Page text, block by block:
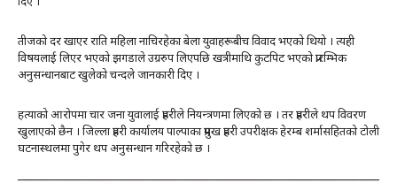
तीजको दर खाएर राति महिला नाचिरहेका बेला युवाहरूबीच विवाद भएको थियो । त्यही
विषयलाई लिएर भएको झगडाले उग्ररुप लिएपछि खत्रीमाथि कुटपिट भएको प्रारम्भिक
अनुसन्धानबाट खुलेको चन्दले जानकारी दिए ।
हत्याको आरोपमा चार जना युवालाई प्रहरीले नियन्त्रणमा लिएको छ । तर प्रहरीले थप विवरण
खुलाएको छैन । जिल्ला प्रहरी कार्यालय पाल्पाका प्रमुख प्रहरी उपरीक्षक हेरम्ब शर्मासहितको टोली
घटनास्थलमा पुगेर थप अनुसन्धान गरिरहेको छ ।